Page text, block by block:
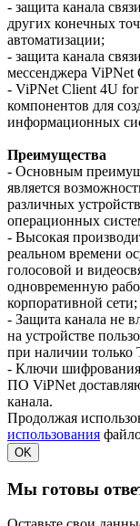
- защита канала
других конечных
автоматизации;
- защита канала
мессенджера ViPNet
- ViPNet Client 4U
компонентов для
информационных
Преимущества
- Основным
является
различных
операционных
- Высокая
реальном времени
голосовой и
одновременную
корпоративной сети;
- Защита канала не
на устройстве
при наличии только
- Ключи
ПО ViPNet
канала.
Продолжая
использования
OK
Мы готовы